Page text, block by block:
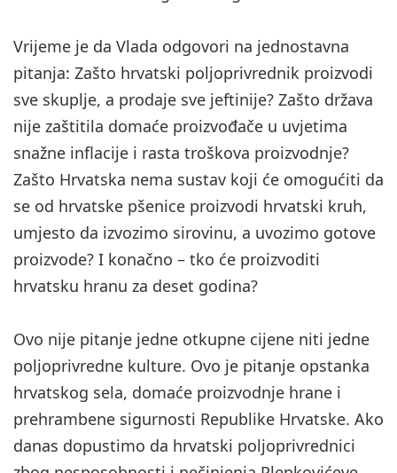
Vrijeme je da Vlada odgovori na jednostavna
pitanja: Zašto hrvatski poljoprivrednik proizvodi
sve skuplje, a prodaje sve jeftinije? Zašto država
nije zaštitila domaće proizvođače u uvjetima
snažne inflacije i rasta troškova proizvodnje?
Zašto Hrvatska nema sustav koji će omogućiti da
se od hrvatske pšenice proizvodi hrvatski kruh,
umjesto da izvozimo sirovinu, a uvozimo gotove
proizvode? I konačno – tko će proizvoditi
hrvatsku hranu za deset godina?
Ovo nije pitanje jedne otkupne cijene niti jedne
poljoprivredne kulture. Ovo je pitanje opstanka
hrvatskog sela, domaće proizvodnje hrane i
prehrambene sigurnosti Republike Hrvatske. Ako
danas dopustimo da hrvatski poljoprivrednici